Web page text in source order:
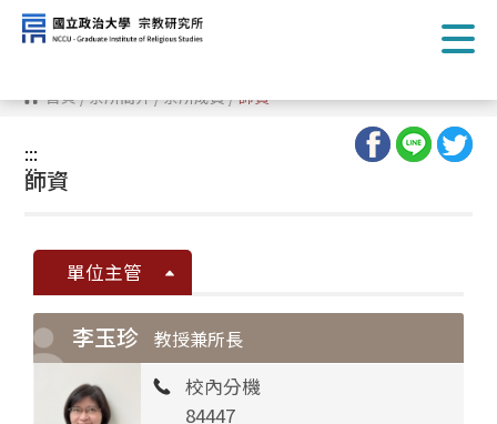
跳
到
主
容 首頁/系所簡介/系所成員/師資
:::
:::
師資
單位主管
李玉珍 教授兼所長
校內分機
84447